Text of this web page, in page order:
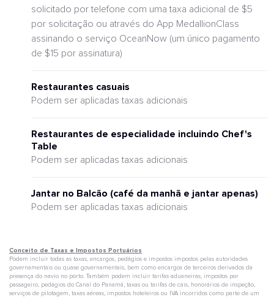
solicitado por telefone com uma taxa adicional de $5
por solicitação ou através do App MedallionClass
assinando o serviço OceanNow (um único pagamento
de $15 por assinatura)
Restaurantes casuais
Podem ser aplicadas taxas adicionais
Restaurantes de especialidade incluindo Chef's
Table
Podem ser aplicadas taxas adicionais
Jantar no Balcão (café da manhã e jantar apenas)
Podem ser aplicadas taxas adicionais
Conceito de Taxas e Impostos Portuários
Podem incluir todas as taxas, encargos, pedágios e impostos impostos pelas autoridades
governamentais ou quase governamentais, bem como encargos de terceiros derivados da
presença do navio no porto. Também podem incluir tarifas aduaneiras, impostos por
passageiro, pedágios do Canal do Panamá, taxas ou tarifas de cais, honorários de inspeção,
serviços de pilotagem, taxas aéreas, impostos hoteleiros ou IVA incorridos como parte de um